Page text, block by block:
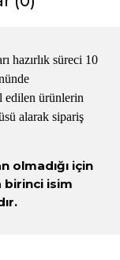
hazırlık süreci 10
edilen ürünlerin
alarak sipariş
olmadığı için
birinci isim